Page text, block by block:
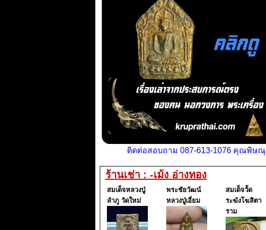
ติดต่อสอบถาม 087-613-1076 คุณพิษณุ
ร้านเช่า : -เม้ง อ่างทอง
สมเด็จหลวงปู่
ลำภู วัดใหม่
พระชัยวัฒน์
หลวงปู่เอี่ยม
สมเด็จวััด
ระฆังโฆสิตา
ราม